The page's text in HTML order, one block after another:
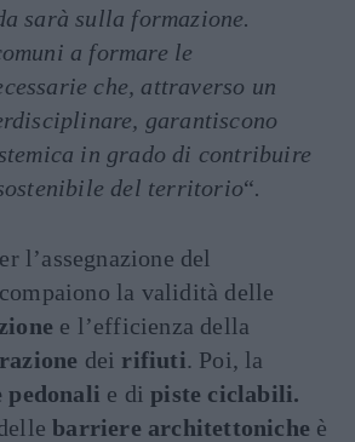
sarà sulla formazione.
a formare le
che, attraverso un
garantiscono
in grado di contribuire
del territorio“.
l’assegnazione del
la validità delle
e l’efficienza della
dei rifiuti. Poi, la
pedonali e dipiste ciclabili.
barriere architettoniche è